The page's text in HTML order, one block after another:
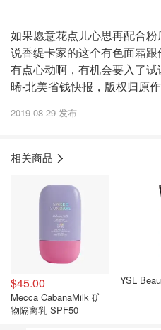
如果愿意花点儿心思再配合
说香缇卡家的这个有色面霜
有点心动啊，有机会要入了
晞-北美省钱快报，版权归原作
2019-08-29 发布
相关商品
$45.00
Mecca CabanaMilk 矿
物隔离乳 SPF50
YSL